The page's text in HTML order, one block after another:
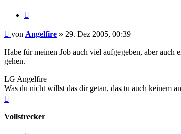
Beitrag
von Angelfire » 29. Dez 2005, 00:39
Habe für meinen Job auch viel aufgegeben, aber
gehen.
LG Angelfire
Was du nicht willst das dir getan, das tu auch keinem
Vollstrecker